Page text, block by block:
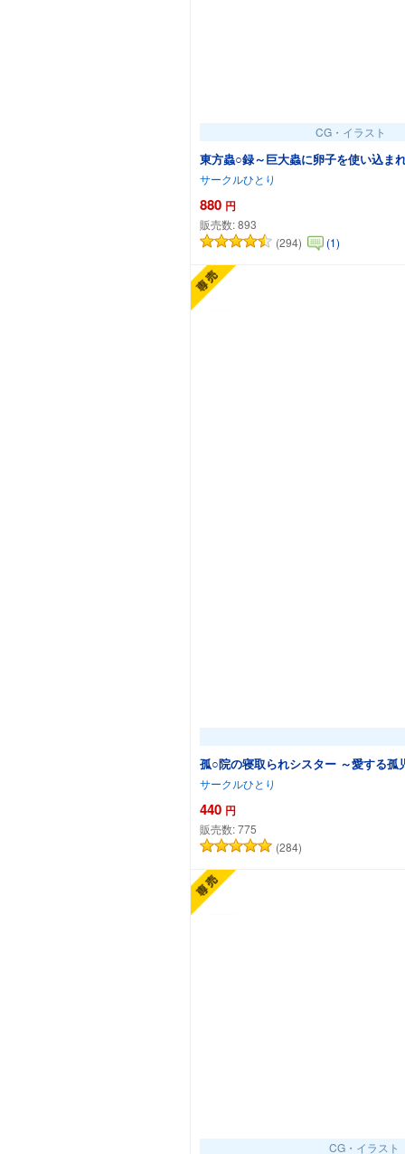
CG・イラスト
東方蟲○録～巨大蟲に卵子を使い込ま
サークルひとり
880 円
販売数:893
(294)
(1)
カートに追加
孤○院の寝取られシスター ～愛する
サークルひとり
440 円
販売数:775
(284)
CG・イラスト